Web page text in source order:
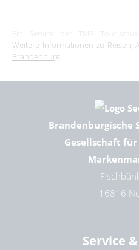
Weitere Informationen zu Reisen,
Brandenburg
Brandenburgische
Gesellschaft
16816
Service